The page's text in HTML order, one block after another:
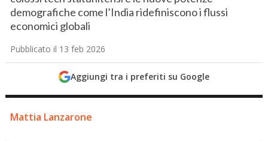
demografiche come l’India ridefiniscono i flussi
economici globali
Pubblicato il 13 feb 2026
Aggiungi tra i preferiti su Google
Mattia Lanzarone